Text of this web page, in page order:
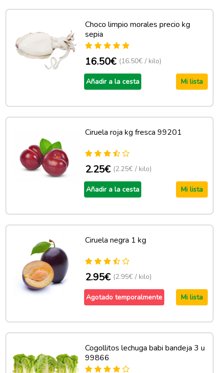
Choco limpio morales precio kg
sepia
16.50€ (16.50€ / kilo)
Añadir a la cesta Mi lista
Ciruela roja kg fresca 99201
2.25€ (2.25€ / kilo)
Añadir a la cesta Mi lista
Ciruela negra 1 kg
2.95€ (2.95€ / kilo)
Agotado temporalmente Mi lista
Cogollitos lechuga babi bandeja 3 u
99866